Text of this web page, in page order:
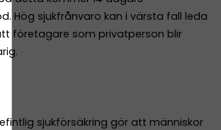
Hög sjukfrånvaro kan i värsta fall leda
företagare som privatperson blir
sjukförsäkring gör att människor